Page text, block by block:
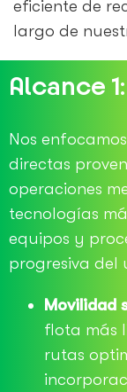
eficiente de
largo de
Alcance
Nos
directas
operaciones
tecnologías
equipos y
progresiva del
Movilidad
flota más
rutas